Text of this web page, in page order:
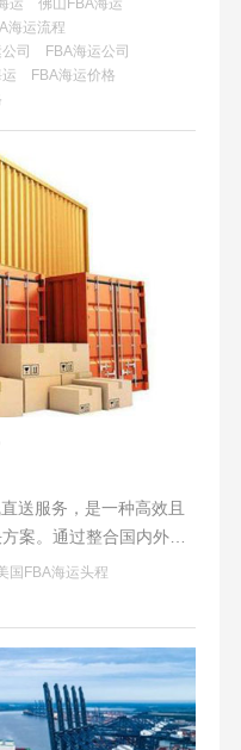
稳定发展。
运
佛山FBA海运
海运流程
司
FBA海运公司
FBA海运价格
送服务，是一种高效且
案。通过整合国内外优
马逊仓库，无需中转，
销量稳定的跨境电商企
国FBA海运头程